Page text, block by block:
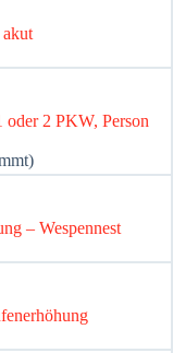
2 PKW, Per­son
– Wes­pen­nest